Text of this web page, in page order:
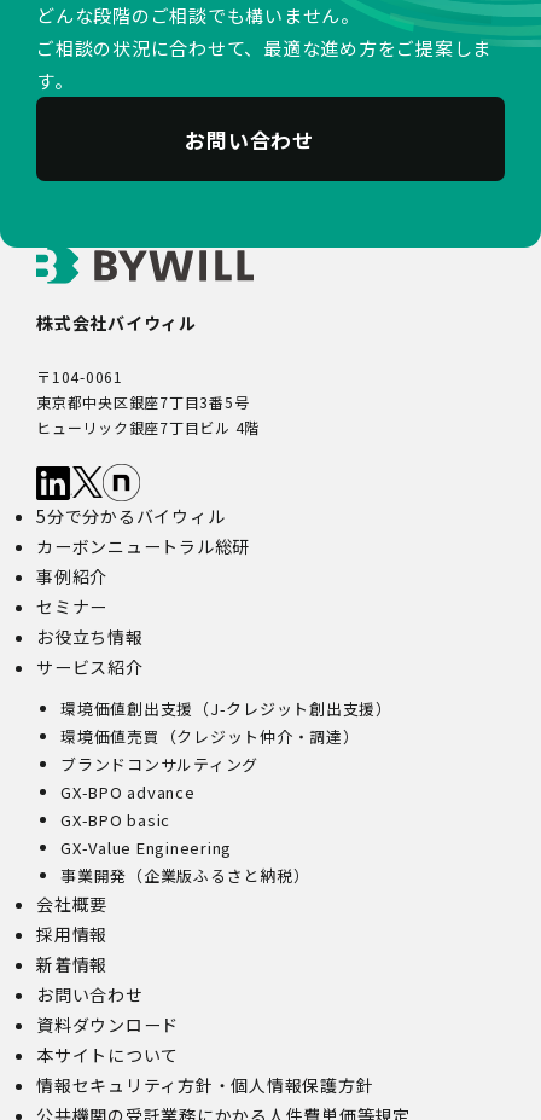
どんな段階のご相談でも構いません。
ご相談の状況に合わせて、最適な進め方をご提案しま
す。
お問い合わせ
株式会社バイウィル
〒104-0061
東京都中央区銀座7丁目3番5号
ヒューリック銀座7丁目ビル 4階
5分で分かるバイウィル
カーボンニュートラル総研
事例紹介
セミナー
お役立ち情報
サービス紹介
環境価値創出支援（J-クレジット創出支援）
環境価値売買（クレジット仲介・調達）
ブランドコンサルティング
GX-BPO advance
GX-BPO basic
GX-Value Engineering
事業開発（企業版ふるさと納税）
会社概要
採用情報
新着情報
お問い合わせ
資料ダウンロード
本サイトについて
情報セキュリティ方針・個人情報保護方針